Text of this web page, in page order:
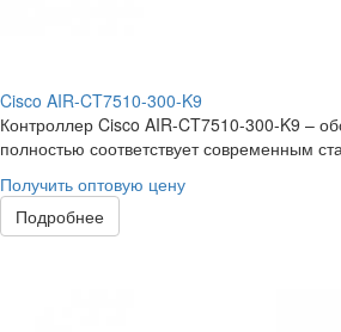
Cisco AIR-CT7510-300-K9
Контроллер Cisco AIR-CT7510-300-K9 –
полностью соответствует современным
Получить оптовую цену
Подробнее